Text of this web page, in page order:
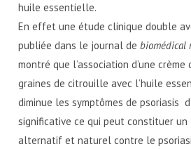
huile essentielle.
En effet une étude clinique double
publiée dans le journal debiomédical
montré que l’association d’une
graines de citrouille avec l’huile
diminue les symptômes de psoriasis
significative ce qui peut constituer
alternatif et naturel contre le